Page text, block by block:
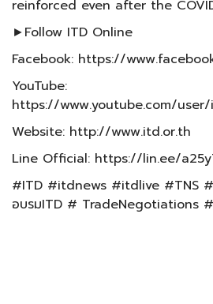
reinforced even after the
►Follow ITD Online
Facebook: https://
YouTube:
https://www.youtube.com/
Website: http://www.itd.or.th
Line Official: https://lin.ee/
#ITD #itdnews #itdlive #TNS #
อบรมITD # TradeNegotiations